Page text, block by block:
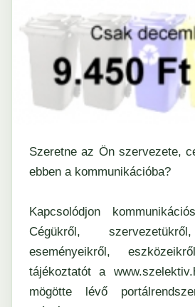
Szeretne az Ön szervezete,
ebben a kommunikációba?
Kapcsolódjon
Cégükről,
eseményeikről,
tájékoztatót a
mögötte lévő